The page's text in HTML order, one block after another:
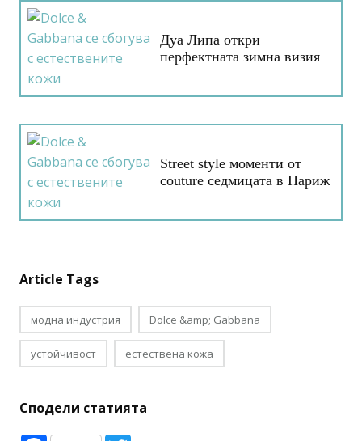
Дуа Липа откри
перфектната зимна визия
Street style моменти от
couture седмицата в Париж
Article Tags
модна индустрия Dolce &amp; Gabbana
устойчивост естествена кожа
Сподели статията